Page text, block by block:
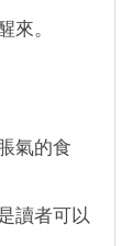
來。
氣的食
讀者可以